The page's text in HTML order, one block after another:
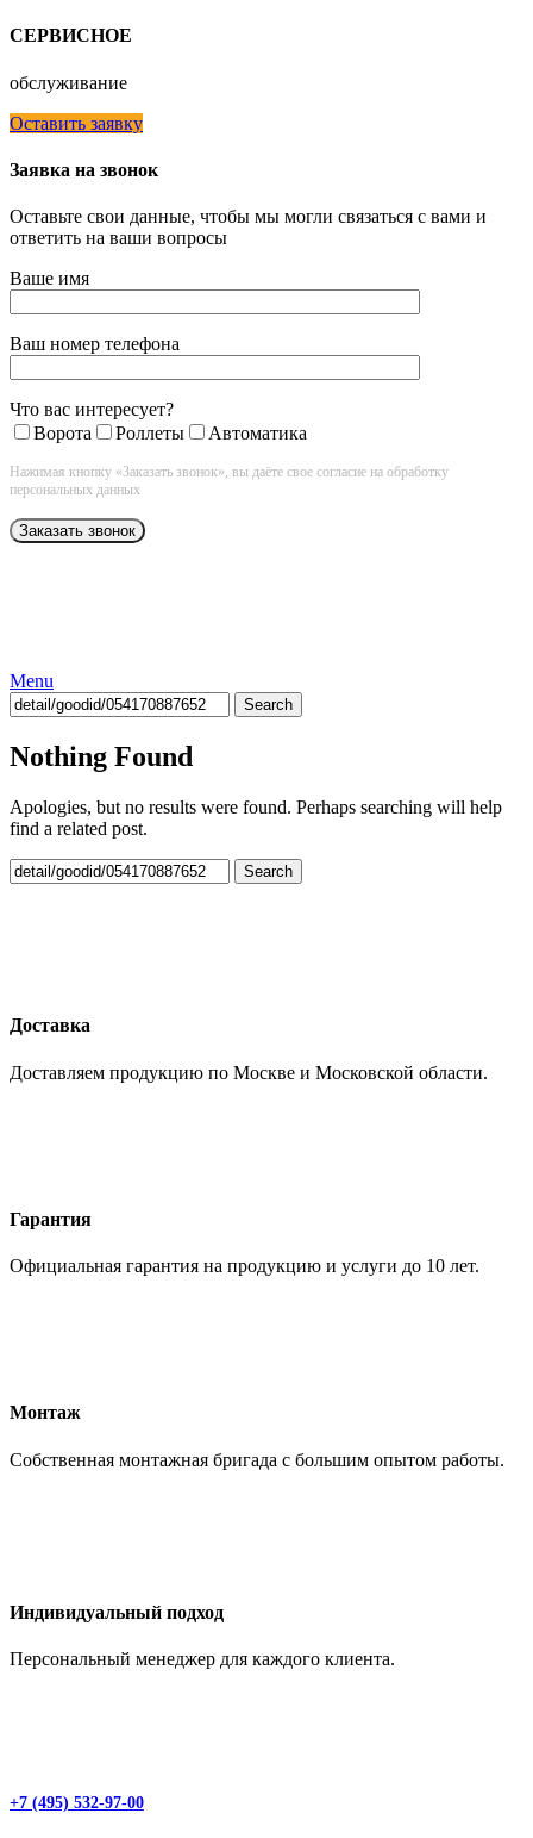
СЕРВИСНОЕ
обслуживание
Оставить заявку
Заявка на звонок
Оставьте свои данные, чтобы мы могли связаться с вами и
ответить на ваши вопросы
Ваше имя
Ваш номер телефона
Что вас интересует?
Ворота
Роллеты Автоматика
Нажимая кнопку «Заказать звонок», вы даёте свое согласие на обработку
персональных данных
Menu
Search
Nothing Found
Apologies, but no results were found. Perhaps searching will help
find a related post.
Search
Доставка
Доставляем продукцию по Москве и Московской области.
Гарантия
Официальная гарантия на продукцию и услуги до 10 лет.
Монтаж
Собственная монтажная бригада с большим опытом работы.
Индивидуальный подход
Персональный менеджер для каждого клиента.
+7 (495) 532-97-00